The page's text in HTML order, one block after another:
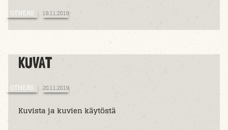
OTHERS 19.11.2019
KUVAT
OTHERS 20.11.2019
Kuvista ja kuvien käytöstä